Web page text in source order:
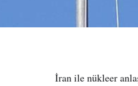
İran ile nükleer